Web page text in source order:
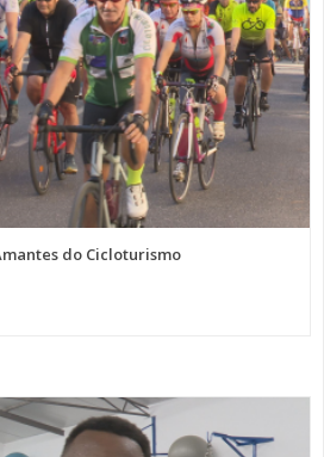
do Cicloturismo